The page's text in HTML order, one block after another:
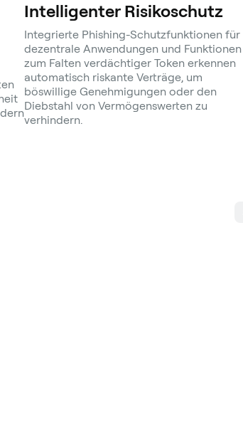
Intelligenter Risikoschutz
Integrierte Phishing-Schutzfunktionen für
dezentrale Anwendungen und Funktionen
zum Falten verdächtiger Token erkennen
automatisch riskante Verträge, um
böswillige Genehmigungen oder den
Diebstahl von Vermögenswerten zu
verhindern.